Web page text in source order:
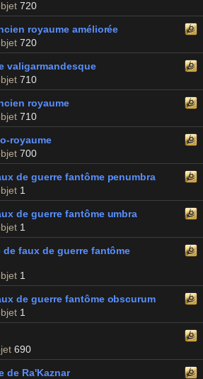
720
royaume améliorée
720
valigarmandesque
710
royaume
710
royaume
700
de guerre fantôme penumbra
1
de guerre fantôme umbra
1
de faux de guerre fantôme
1
de guerre fantôme obscurum
1
690
de Ra'Kaznar